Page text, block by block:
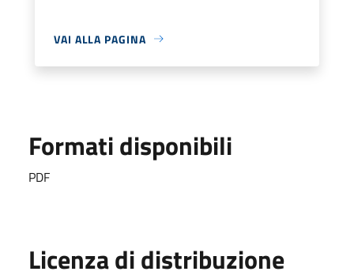
VAI ALLA PAGINA
Formati disponibili
PDF
Licenza di distribuzione